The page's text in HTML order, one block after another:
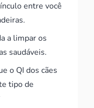
entre você
a limpar os
saudáveis.
o QI dos cães
tipo de